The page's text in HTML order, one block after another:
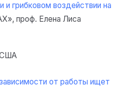
и грибковом воздействии на
проф. Елена Лиса
от работы ищет